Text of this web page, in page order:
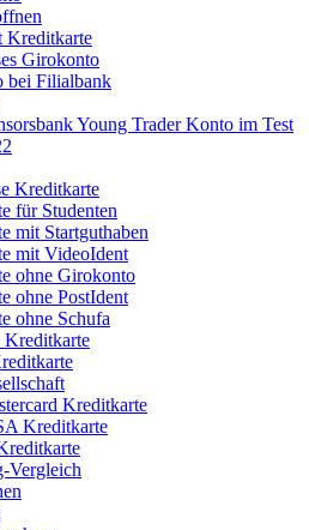
Kreditkarte
Girokonto
bei Filialbank
Young Trader Konto im Test
Kreditkarte
für Studenten
mit Startguthaben
mit VideoIdent
ohne Girokonto
ohne PostIdent
ohne Schufa
Kreditkarte
Kreditkarte
Kreditkarte
Vergleich